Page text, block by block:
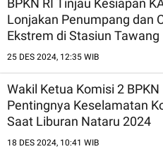
BPKN RI Tinjau Kesiapan
Lonjakan Penumpang dan
Ekstrem di Stasiun Tawang
25 DES 2024, 12:35 WIB
Wakil Ketua Komisi 2
Pentingnya Keselamatan
Saat Liburan Nataru 2024
18 DES 2024, 10:41 WIB